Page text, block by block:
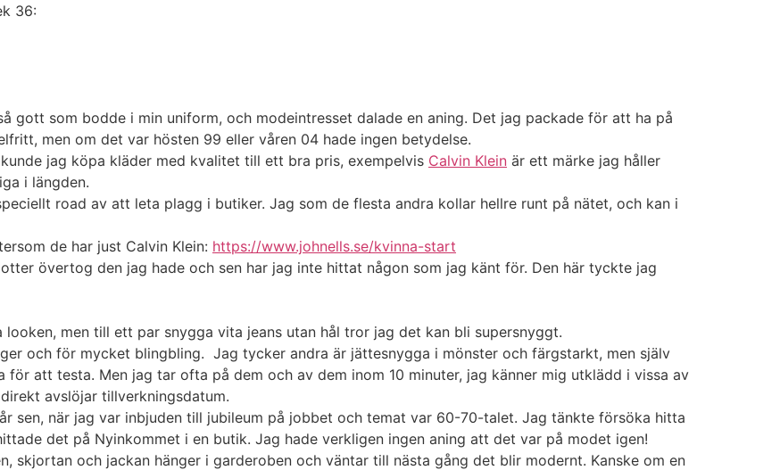
36:
gott som bodde i min uniform, och modeintresset dalade en aning. Det jag packade för att ha på
men om det var hösten 99 eller våren 04 hade ingen betydelse.
jag köpa kläder med kvalitet till ett bra pris, exempelvis Calvin Klein är ett märke jag håller
i längden.
road av att leta plagg i butiker. Jag som de flesta andra kollar hellre runt på nätet, och kan i
de har just Calvin Klein: https://www.johnells.se/kvinna-start
övertog den jag hade och sen har jag inte hittat någon som jag känt för. Den här tyckte jag
men till ett par snygga vita jeans utan hål tror jag det kan bli supersnyggt.
och för mycket blingbling. Jag tycker andra är jättesnygga i mönster och färgstarkt, men själv
att testa. Men jag tar ofta på dem och av dem inom 10 minuter, jag känner mig utklädd i vissa av
avslöjar tillverkningsdatum.
sen, när jag var inbjuden till jubileum på jobbet och temat var 60-70-talet. Jag tänkte försöka hitta
det på Nyinkommet i en butik. Jag hade verkligen ingen aning att det var på modet igen!
skjortan och jackan hänger i garderoben och väntar till nästa gång det blir modernt. Kanske om en